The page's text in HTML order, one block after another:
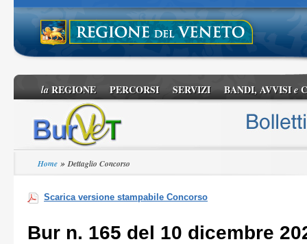
laREGIONE PERCORSI SERVIZI BANDI, AVVISIe
Home »Dettaglio Concorso
Scarica versione stampabile Concorso
Bur n. 165 del 10 dicembre